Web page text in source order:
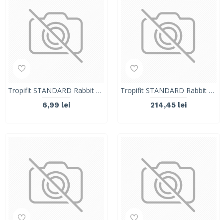
Tropifit STANDARD Rabbit Food- 500g
6,99 lei
Tropifit STANDARD Rabbit Food- 20kg
214,45 lei